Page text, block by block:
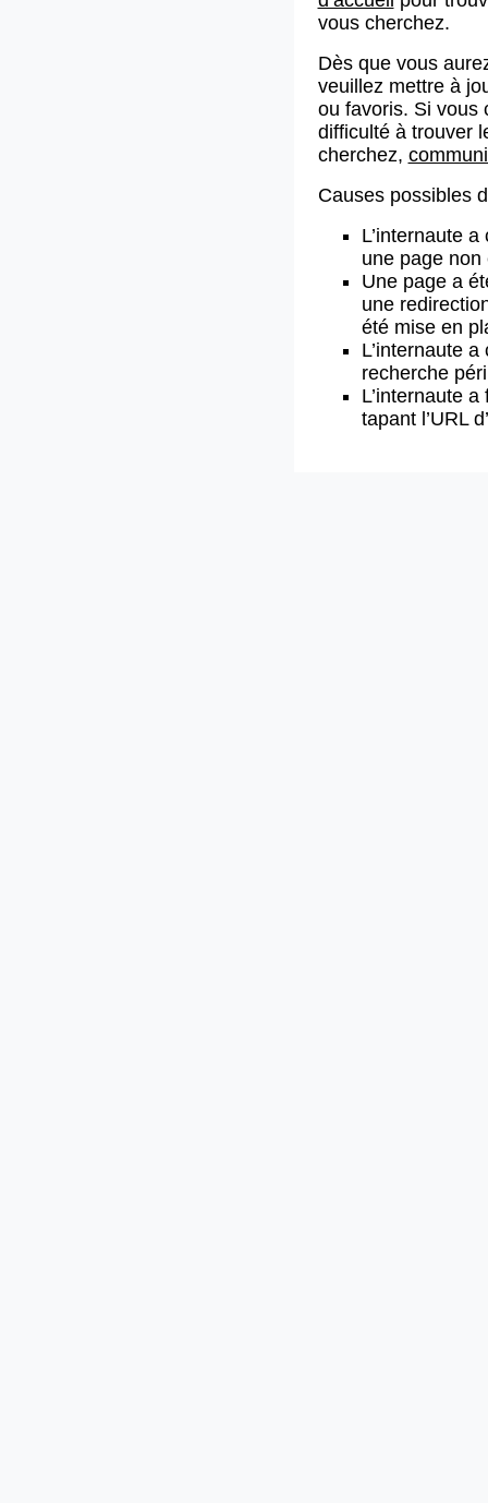
vous cherchez.
Dès que vous
veuillez mettre à
ou favoris. Si vous
difficulté à trouver
cherchez,
Causes possibles
L’internaute
une page non
Une page a
une
été mise en
L’internaute
recherche
L’internaute
tapant l’URL